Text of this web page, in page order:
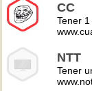
CC
Tener
NTT
Tener